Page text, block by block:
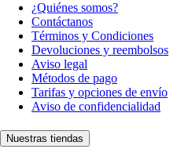
¿Quiénes somos?
Contáctanos
Términos y Condiciones
Devoluciones y reembolsos
Aviso legal
Métodos de pago
Tarifas y opciones de envío
Aviso de confidencialidad
Nuestras tiendas